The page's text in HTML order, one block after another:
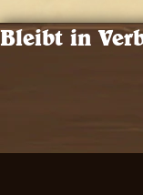
Bleibt in